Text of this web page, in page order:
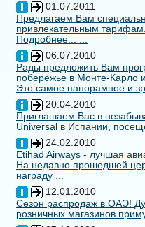
01.07.2011
Предлагаем Вам
привлекательным
Подробнее... ...
06.07.2010
Рады предложить Вам
побережье в Монте-Карло
Это самое панорамное и
20.04.2010
Приглашаем Вас в
Universal в Испании,
24.02.2010
Etihad Airways - лучшая
На недавно прошедшей
награду ...
12.01.2010
Сезон распродаж в ОАЭ!
розничных магазинов